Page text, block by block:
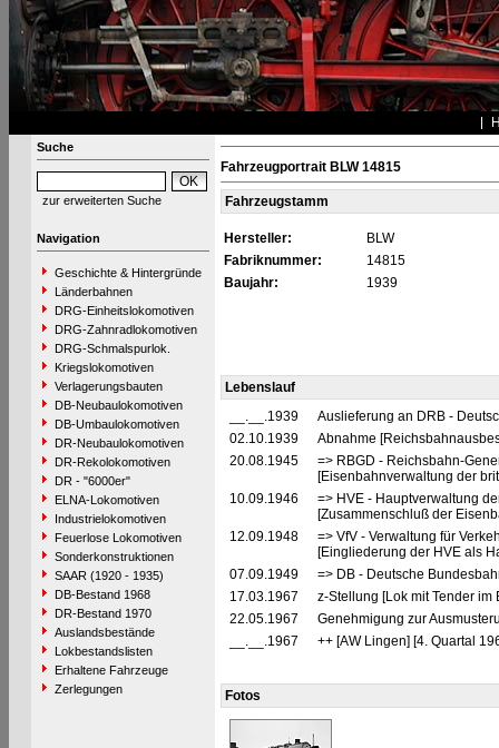
Suche
zur erweiterten Suche
Navigation
Geschichte & Hintergründe
Länderbahnen
DRG-Einheitslokomotiven
DRG-Zahnradlokomotiven
DRG-Schmalspurlok.
Kriegslokomotiven
Verlagerungsbauten
DB-Neubaulokomotiven
DB-Umbaulokomotiven
DR-Neubaulokomotiven
DR-Rekolokomotiven
DR - "6000er"
ELNA-Lokomotiven
Industrielokomotiven
Feuerlose Lokomotiven
Sonderkonstruktionen
SAAR (1920 - 1935)
DB-Bestand 1968
DR-Bestand 1970
Auslandsbestände
Lokbestandslisten
Erhaltene Fahrzeuge
Zerlegungen
Fahrzeugportrait BLW 14815
Fahrzeugstamm
Hersteller:
BLW
Fabriknummer:
14815
Baujahr:
1939
Lebenslauf
__.__.1939
Auslieferung an DRB -
02.10.1939
Abnahme
20.08.1945
=> RBGD - Reichsbahn-
[Eisenbahnverwaltung der
10.09.1946
=> HVE - Hauptverwaltung
[Zusammenschluß der
12.09.1948
=> VfV - Verwaltung für
[Eingliederung der HVE als
07.09.1949
=> DB - Deutsche
17.03.1967
z-Stellung [Lok mit Tender im
22.05.1967
Genehmigung zur
__.__.1967
++ [AW Lingen] [4. Quartal
Fotos